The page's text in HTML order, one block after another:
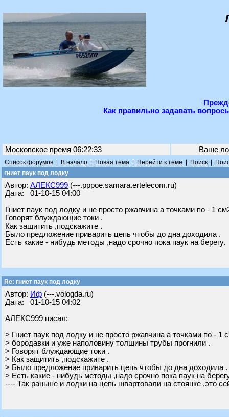
Как правильно задавать
Московское время 06:22:33 Ваше
Список форумов В начало Новая тема Перейти к теме Поиск
гниет паук под лодку
Автор: АЛЕКС999 (---.pppoe.samara.ertelecom.ru)
Дата: 01-10-15 04:00
Гниет паук под лодку и не просто ржавчина а точками по - 1
Говорят блуждающие токи .
Как защитить ,подскажите .
Было предложение приварить цепь чтобы до дна доходила .
Есть какие - нибудь методы ,надо срочно пока паук на берегу.
Re: гниет паук под лодку
Автор: Иф (---.vologda.ru)
Дата: 01-10-15 04:02
АЛЕКС999 писал:
> Гниет паук под лодку и не просто ржавчина а точками по - 1
> бородавки и уже наполовину толщины трубы прогнили .
> Говорят блуждающие токи .
> Как защитить ,подскажите .
> Было предложение приварить цепь чтобы до дна доходила .
> Есть какие - нибудь методы ,надо срочно пока паук на
---- Так раньше и лодки на цепь швартовали на стоянке ,это